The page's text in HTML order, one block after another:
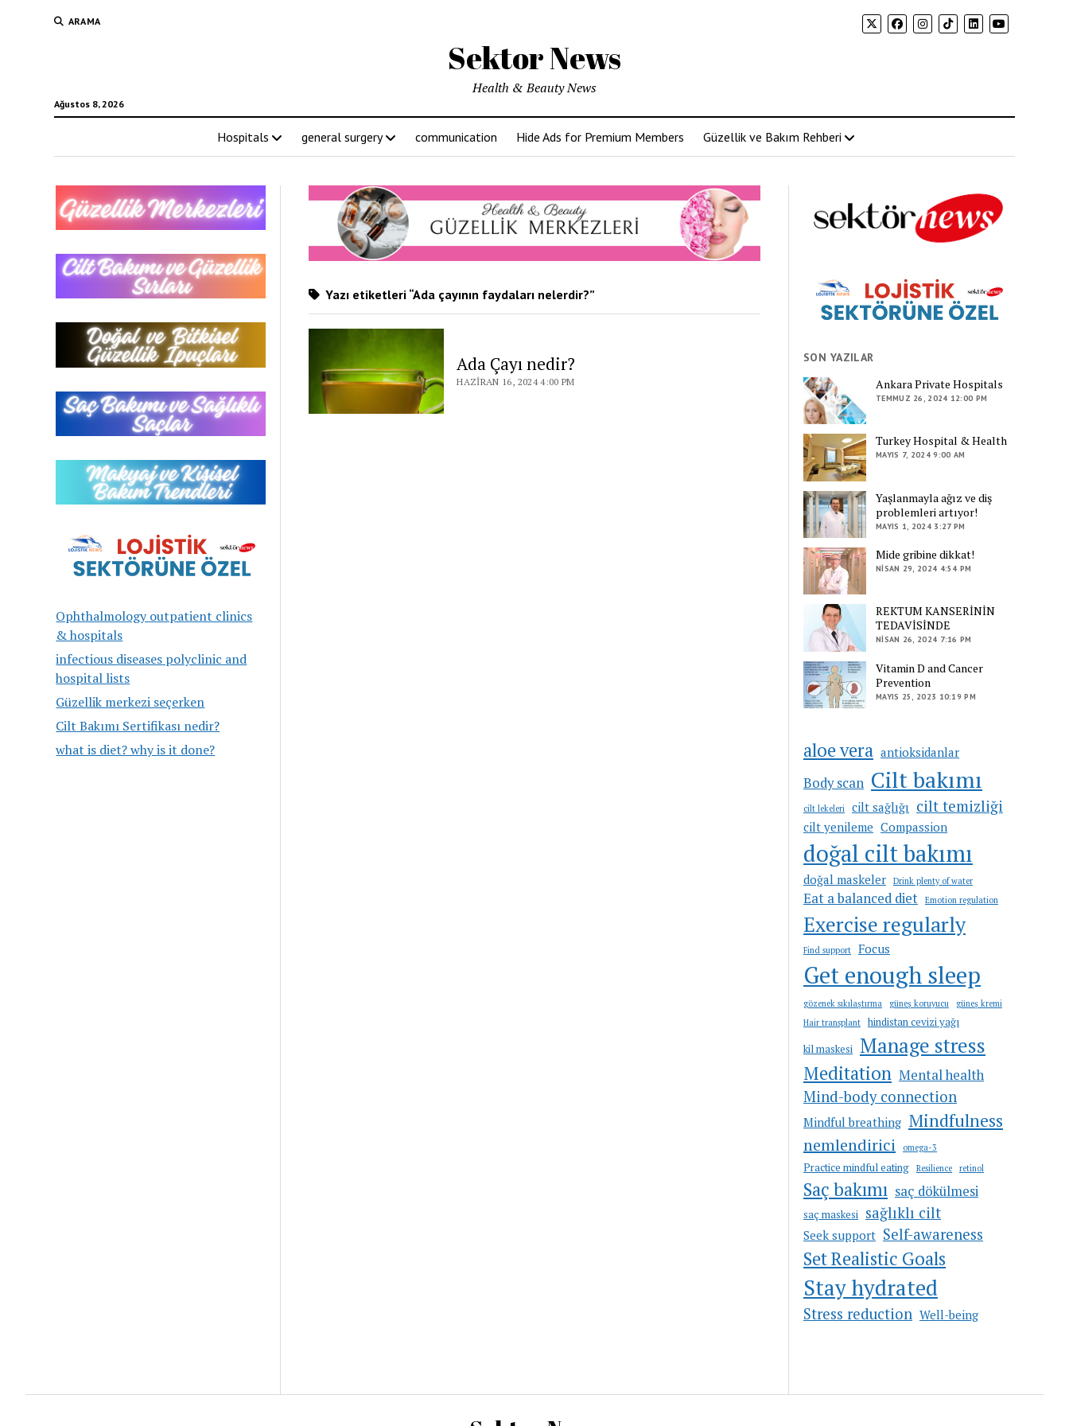
ARAMA
Sektor News
Ağustos 8, 2026
Health & Beauty News
Hospitals general surgery communication Hide Ads for Premium Members Güzellik ve Bakım Rehberi
Ophthalmology outpatient clinics
& hospitals
infectious diseases polyclinic and
hospital lists
Güzellik merkezi seçerken
Cilt Bakımı Sertifikası nedir?
what is diet? why is it done?
Yazı etiketleri “Ada çayının faydaları nelerdir?”
Ada Çayı nedir?
HAZIRAN 16, 2024 4:00 PM
SON YAZILAR
Ankara Private Hospitals
TEMMUZ 26, 2024 12:00 PM
Turkey Hospital & Health
MAYIS 7, 2024 9:00 AM
Yaşlanmayla ağız ve diş
problemleri artıyor!
MAYIS 1, 2024 3:27 PM
Mide gribine dikkat!
NISAN 29, 2024 4:54 PM
REKTUM KANSERİNİN
TEDAVİSİNDE
NISAN 26, 2024 7:16 PM
Vitamin D and Cancer
Prevention
MAYIS 25, 2023 10:19 PM
aloe vera antioksidanlar
Body scan Cilt bakımı
cilt lekeleri cilt sağlığı cilt temizliği
cilt yenileme Compassion
doğal cilt bakımı
doğal maskeler Drink plenty of water
Eat a balanced diet Emotion regulation
Exercise regularly
Find support Focus
Get enough sleep
gözenek sıkılaştırma güneş koruyucu
güneş kremi
Hair transplant
hindistan cevizi yağı
kil maskesi Manage stress
Meditation Mental health
Mind-body connection
Mindful breathing Mindfulness
nemlendirici omega-3
Practice mindful eating Resilience retinol
Saç bakımı saç dökülmesi
saç maskesi sağlıklı cilt
Seek support Self-awareness
Set Realistic Goals
Stay hydrated
Stress reduction Well-being